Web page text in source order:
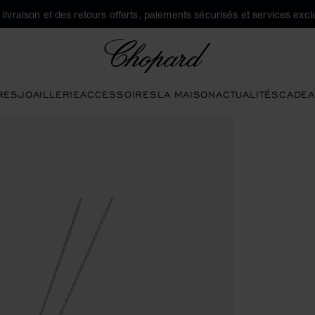
livraison et des retours offerts, paiements sécurisés et services
JOAILLERIEACCESSOIRESLA MAISONACTUALITÉS